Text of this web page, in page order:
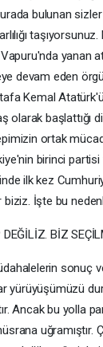
bulunan sizler
yanan
devam eden
Kemal
olarak başlattığı
ortak
birinci partisi
ilk kez
İşte bu nedenle
BİZ
sonuç
yürüyüşümüzü
Ancak bu yolla
uğramıştır.